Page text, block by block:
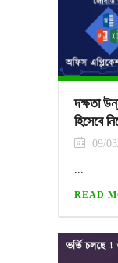
দক্ষতা
হিসেবে
09/
READ